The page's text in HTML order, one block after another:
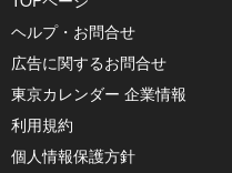
ヘルプ・お問合せ
広告に関するお問合せ
東京カレンダー 企業情報
利用規約
個人情報保護方針